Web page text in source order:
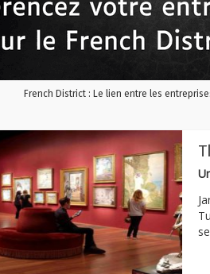
French District : Le lien entre les